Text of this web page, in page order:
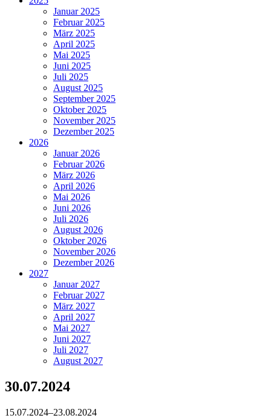
Januar 2025
Februar 2025
März 2025
April 2025
Mai 2025
Juni 2025
Juli 2025
August 2025
September 2025
Oktober 2025
November 2025
Dezember 2025
2026
Januar 2026
Februar 2026
März 2026
April 2026
Mai 2026
Juni 2026
Juli 2026
August 2026
Oktober 2026
November 2026
Dezember 2026
2027
Januar 2027
Februar 2027
März 2027
April 2027
Mai 2027
Juni 2027
Juli 2027
August 2027
30.07.2024
15.07.2024–23.08.2024